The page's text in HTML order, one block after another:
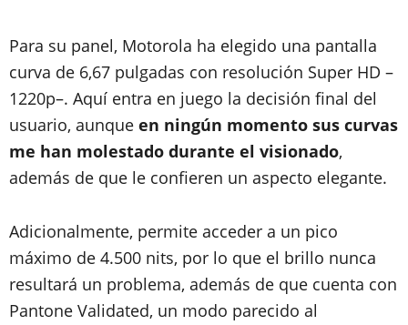
Para su panel, Motorola ha elegido una pantalla
curva de 6,67 pulgadas con resolución Super HD –
1220p–. Aquí entra en juego la decisión final del
usuario, aunque en ningún momento sus curvas
me han molestado durante el visionado,
además de que le confieren un aspecto elegante.
Adicionalmente, permite acceder a un pico
máximo de 4.500 nits, por lo que el brillo nunca
resultará un problema, además de que cuenta con
Pantone Validated, un modo parecido al